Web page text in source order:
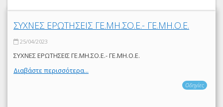
ΣΥΧΝΕΣ ΕΡΩΤΗΣΕΙΣ ΓΕ.ΜΗ.ΣΟ.Ε.- ΓΕ.ΜΗ.Ο.Ε.
25/04/2023
ΣΥΧΝΕΣ ΕΡΩΤΗΣΕΙΣ ΓΕ.ΜΗ.ΣΟ.Ε.- ΓΕ.ΜΗ.Ο.Ε.
Διαβάστε περισσότερα...
Οδηγίες